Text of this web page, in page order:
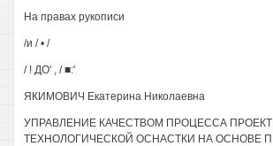
На правах рукописи
/и / • /
/ ! ДО' , / ■:'
ЯКИМОВИЧ Екатерина Николаевна
УПРАВЛЕНИЕ КАЧЕСТВОМ ПРОЦЕССА
ТЕХНОЛОГИЧЕСКОЙ ОСНАСТКИ НА ОСНОВЕ